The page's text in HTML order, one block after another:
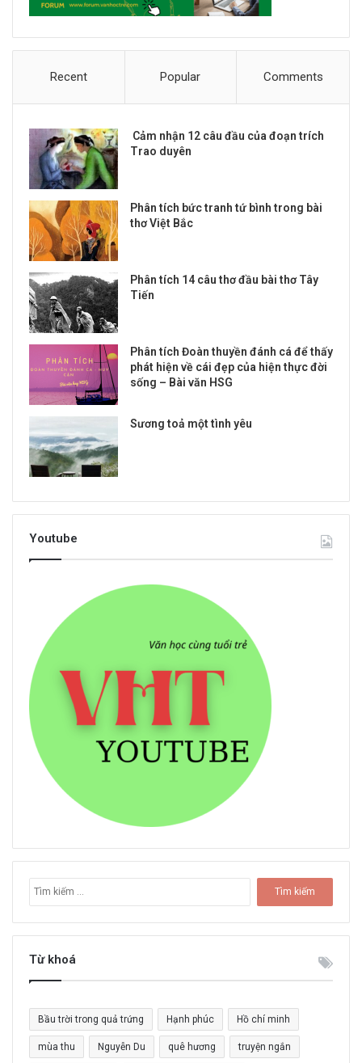
Recent Popular Comments
Cảm nhận 12 câu đầu của đoạn trích
Trao duyên
Phân tích bức tranh tứ bình trong bài
thơ Việt Bắc
Phân tích 14 câu thơ đầu bài thơ Tây
Tiến
Phân tích Đoàn thuyền đánh cá để thấy
phát hiện về cái đẹp của hiện thực đời
sống – Bài văn HSG
Sương toả một tình yêu
Youtube
m
k
h
o
:
Từ khoá
Bầu trời trong quả trứng Hạnh phúc Hồ chí minh
mùa thu Nguyễn Du quê hương truyện ngắn